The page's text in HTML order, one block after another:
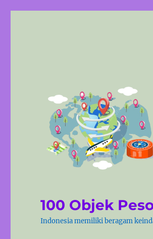
100 Objek
Indonesia memiliki beragam